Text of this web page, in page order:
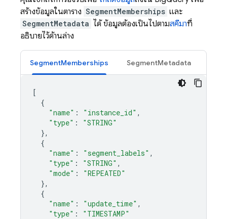
สร้างข้อมูลในตาราง SegmentMemberships และ
SegmentMetadata ได้ ข้อมูลต้องเป็นไปตามสคีมาที่
อธิบายไว้ด้านล่าง
SegmentMemberships SegmentMetadata
[
{
"name" : "instance_id" ,
"type" :
"STRING"
},
{
"name" : "segment_labels" ,
"type" : "STRING" ,
"mode" :
"REPEATED"
},
{
"name" : "update_time" ,
"type" :
"TIMESTAMP"